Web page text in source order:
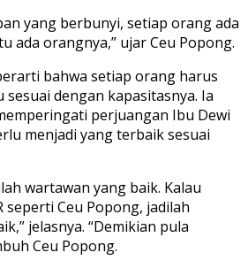
yang berbunyi, setiap orang ada
ada orangnya,” ujar Ceu Popong.
bahwa setiap orang harus
dengan kapasitasnya. Ia
perjuangan Ibu Dewi
menjadi yang terbaik sesuai
wartawan yang baik. Kalau
seperti Ceu Popong, jadilah
jelasnya. “Demikian pula
Ceu Popong.